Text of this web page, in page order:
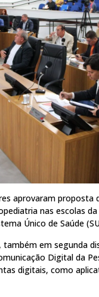
aprovaram proposta
nas escolas
Único de Saúde
também em segunda
Digital da
digitais, como